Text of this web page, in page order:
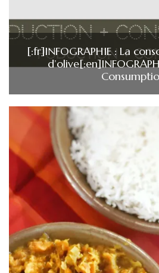
[:fr]INFOGRAPHIE : La